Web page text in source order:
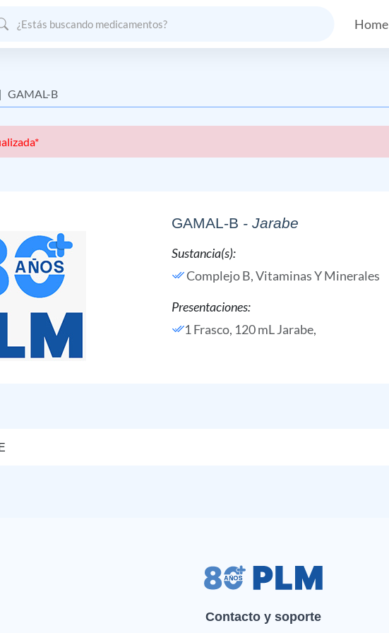
Home
GAMAL-B
GAMAL-B - Jarabe
Sustancia(s):
Complejo B,Vitaminas Y Minerales
Presentaciones:
1 Frasco, 120 mL Jarabe,
Contacto y soporte